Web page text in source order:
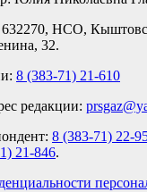
632270, НСО,
32.
8 (383-71) 21-610
редакции:
8 (383-71) 22-
21-846.